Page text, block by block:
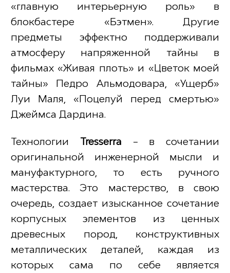
«главную интерьерную роль» в
блокбастере «Бэтмен». Другие
предметы эффектно поддерживали
атмосферу напряженной тайны в
фильмах «Живая плоть» и «Цветок моей
тайны» Педро Альмодовара, «Ущерб»
Луи Маля, «Поцелуй перед смертью»
Джеймса Дардина.
Технологии Tresserra – в сочетании
оригинальной инженерной мысли и
мануфактурного, то есть ручного
мастерства. Это мастерство, в свою
очередь, создает изысканное сочетание
корпусных элементов из ценных
древесных пород, конструктивных
металлических деталей, каждая из
которых сама по себе является